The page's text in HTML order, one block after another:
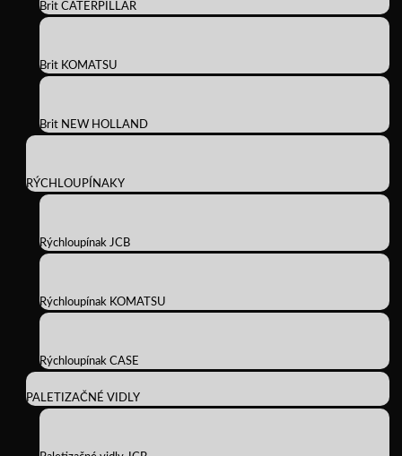
Brit CATERPILLAR
Brit KOMATSU
Brit NEW HOLLAND
RÝCHLOUPÍNAKY
Rýchloupínak JCB
Rýchloupínak KOMATSU
Rýchloupínak CASE
PALETIZAČNÉ VIDLY